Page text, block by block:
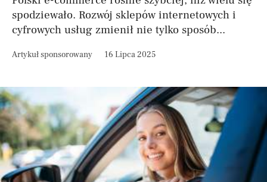
spodziewało. Rozwój sklepów internetowych i
cyfrowych usług zmienił nie tylko sposób...
Artykuł sponsorowany 16 Lipca 2025